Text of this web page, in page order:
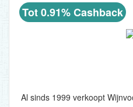
Tot 0.91% Cashback